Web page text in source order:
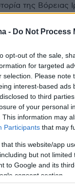
- Do Not Process
opt-out of the sale,
for targeted
selection. Please
interest-based ads
to third
of your personal
This information may
Participants that may
that this website/app
but not
to Google and its
consent section.
της Βόρειας
- Τα
ο αγώνας των
Θα
Λιντς
μαρτύρων
να τεκμηριωθεί
1